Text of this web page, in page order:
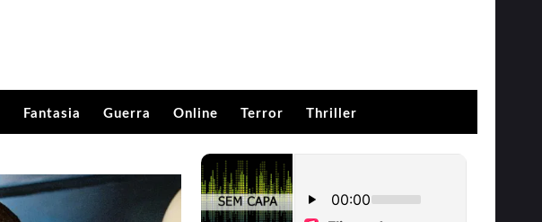
Fantasia Guerra Online Terror Thriller